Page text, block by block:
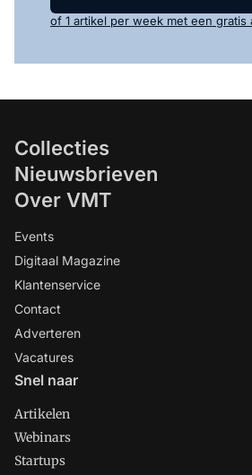
of 1 artikel per week met een gratis
Collecties
Nieuwsbrieven
Over VMT
Events
Digitaal Magazine
Klantenservice
Contact
Adverteren
Vacatures
Snel naar
Artikelen
Webinars
Startups